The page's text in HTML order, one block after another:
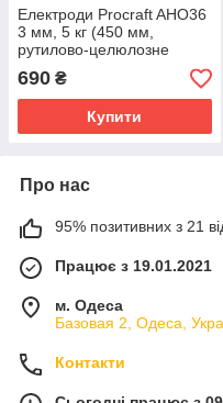
Електроди Procraft AHO36
3 мм, 5 кг (450 мм,
рутилово-целюлозне
покриття)
690 ₴
Купити
Про нас
95% позитивних з 21
Працює з 19.01.2021
м. Одеса
Базовая 2, Одеса,
Контакти